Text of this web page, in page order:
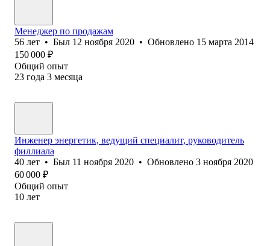
Менеджер по продажам
56 лет • Был 12 ноября 2020 • Обновлено 15 марта 2014
150 000 ₽
Общий опыт
23 года 3 месяца
Инженер энергетик, ведущий специалит, руководитель
филлиала
40 лет • Был 11 ноября 2020 • Обновлено 3 ноября 2020
60 000 ₽
Общий опыт
10 лет